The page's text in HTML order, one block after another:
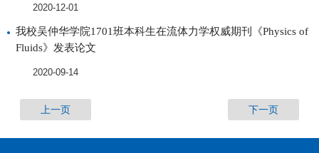
2020-12-01
我校吴仲华学院1701班本科生在流体力学权威期刊《Physics of
Fluids》发表论文
2020-09-14
上一页 下一页